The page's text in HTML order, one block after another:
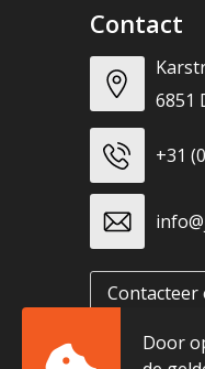
Contact
6851
+31
Contacteer
Door